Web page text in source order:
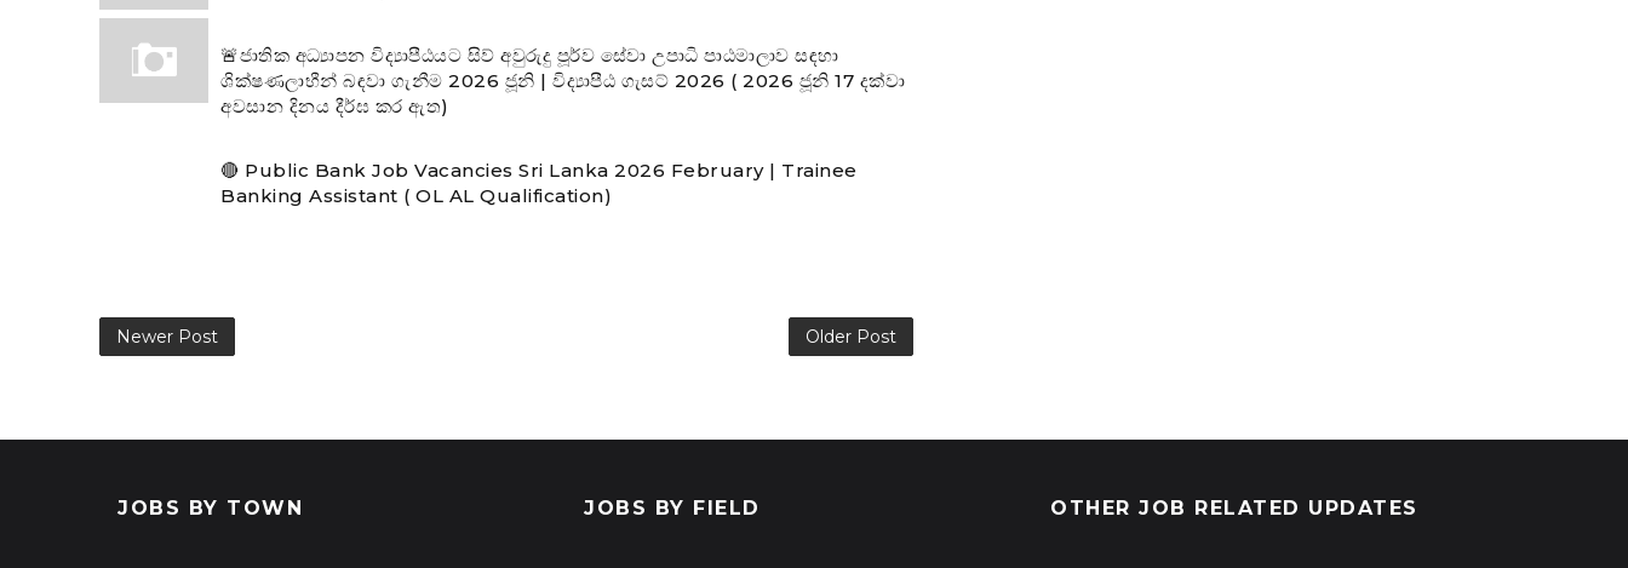
🚨ජාතික අධ්‍යාපන විද්‍යාපීඨයට සිව් අවුරුදු පූර්ව සේවා උපාධි පාඨමාලාව සඳහා
ශික්ෂණලාභීන් බඳවා ගැනීම 2026 ජූනි | විද්‍යාපීඨ ගැසට් 2026 ( 2026 ජූනි 17 දක්වා
අවසාන දිනය දීර්ඝ කර ඇත)
🔴 Public Bank Job Vacancies Sri Lanka 2026 February | Trainee
Banking Assistant ( OL AL Qualification)
Newer Post Older Post
JOBS BY TOWN JOBS BY FIELD OTHER JOB RELATED UPDATES